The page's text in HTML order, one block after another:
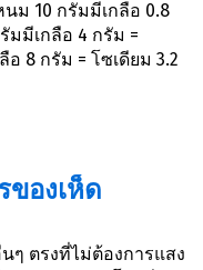
ม 10 กรัมมีเกลือ 0.8
มมีเกลือ 4 กรัม =
8 กรัม = โซเดียม 3.2
องเห็ด
ๆ ตรงที่ไม่ต้องการแสง